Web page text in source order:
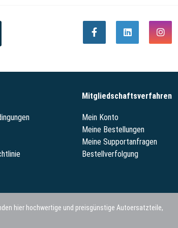
Mitgliedschaftsverfahren
Mein Konto
Meine Bestellungen
Meine Supportanfragen
Bestellverfolgung
hier hochwertige und preisgünstige Autoersatzteile,